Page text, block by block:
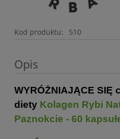
Kod produktu: 510
Opis
WYRÓŻNIAJĄCE SIĘ
diety Kolagen Rybi
Paznokcie - 60